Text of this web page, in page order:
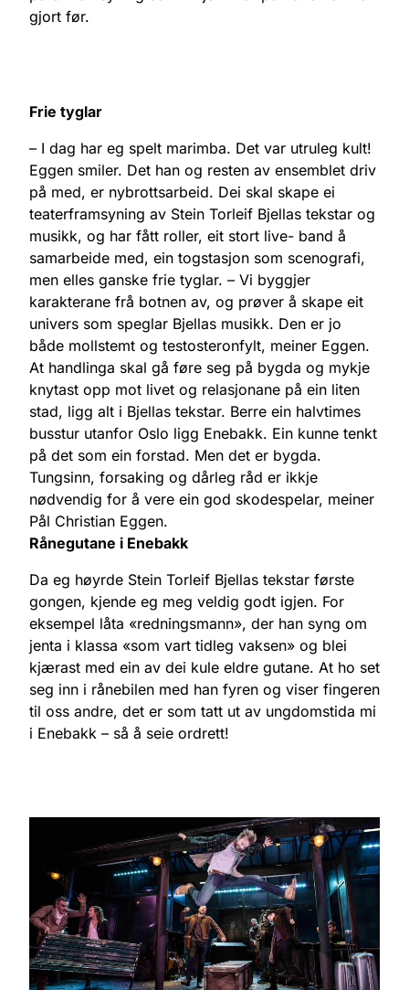
gjort før.
Frie tyglar
– I dag har eg spelt marimba. Det var utruleg kult!
Eggen smiler. Det han og resten av ensemblet driv
på med, er nybrottsarbeid. Dei skal skape ei
teaterframsyning av Stein Torleif Bjellas tekstar og
musikk, og har fått roller, eit stort live- band å
samarbeide med, ein togstasjon som scenografi,
men elles ganske frie tyglar. – Vi byggjer
karakterane frå botnen av, og prøver å skape eit
univers som speglar Bjellas musikk. Den er jo
både mollstemt og testosteronfylt, meiner Eggen.
At handlinga skal gå føre seg på bygda og mykje
knytast opp mot livet og relasjonane på ein liten
stad, ligg alt i Bjellas tekstar. Berre ein halvtimes
busstur utanfor Oslo ligg Enebakk. Ein kunne tenkt
på det som ein forstad. Men det er bygda.
Tungsinn, forsaking og dårleg råd er ikkje
nødvendig for å vere ein god skodespelar, meiner
Pål Christian Eggen.
Rånegutane i Enebakk
Da eg høyrde Stein Torleif Bjellas tekstar første
gongen, kjende eg meg veldig godt igjen. For
eksempel låta «redningsmann», der han syng om
jenta i klassa «som vart tidleg vaksen» og blei
kjærast med ein av dei kule eldre gutane. At ho set
seg inn i rånebilen med han fyren og viser fingeren
til oss andre, det er som tatt ut av ungdomstida mi
i Enebakk – så å seie ordrett!